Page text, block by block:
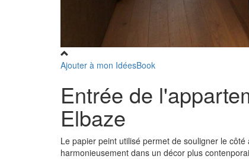
Ajouter à mon IdéesBook
Entrée de
Elbaze
Le papier peint utilisé permet de souligner le
harmonieusement dans un décor plus